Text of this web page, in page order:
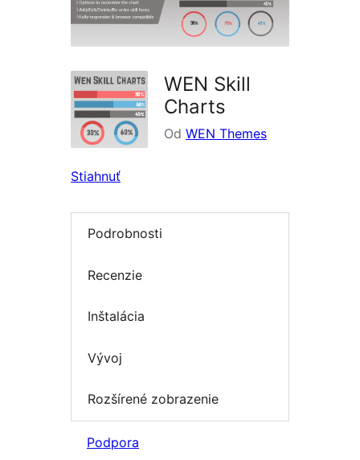
WEN Skill
Charts
Od WEN Themes
Stiahnuť
Podrobnosti
Recenzie
Inštalácia
Vývoj
Rozšírené zobrazenie
Podpora